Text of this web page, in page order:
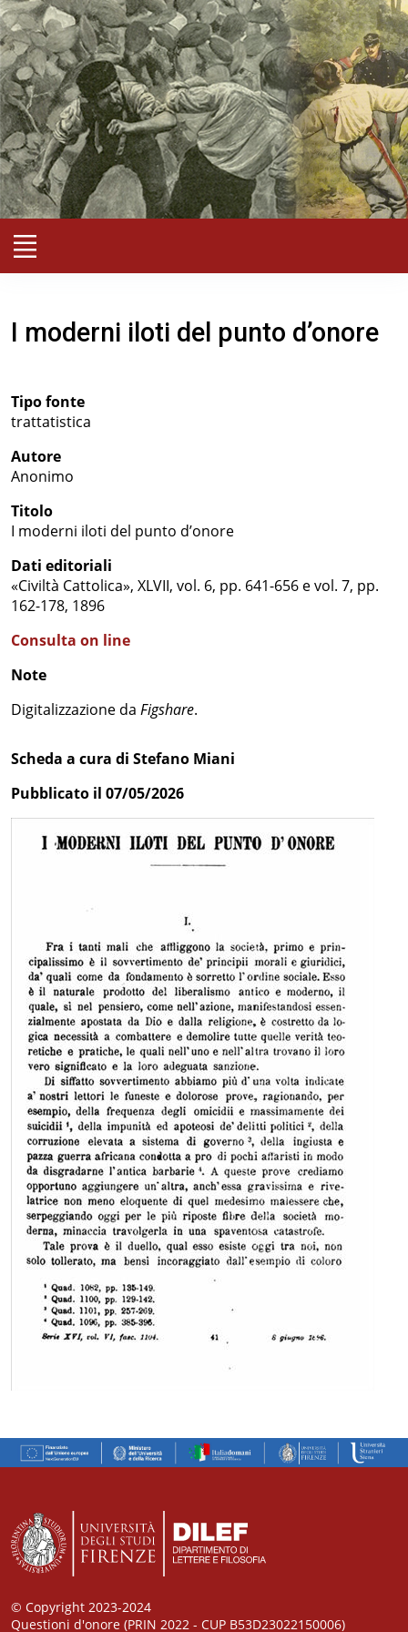
I moderni iloti del punto d’onore
Tipo fonte
trattatistica
Autore
Anonimo
Titolo
I moderni iloti del punto d’onore
Dati editoriali
«Civiltà Cattolica», XLVII, vol. 6, pp. 641-656 e vol. 7, pp.
162-178, 1896
Consulta on line
Note
Digitalizzazione da Figshare.
Scheda a cura di Stefano Miani
Pubblicato il 07/05/2026
© Copyright 2023-2024
Questioni d'onore (PRIN 2022 - CUP B53D23022150006)